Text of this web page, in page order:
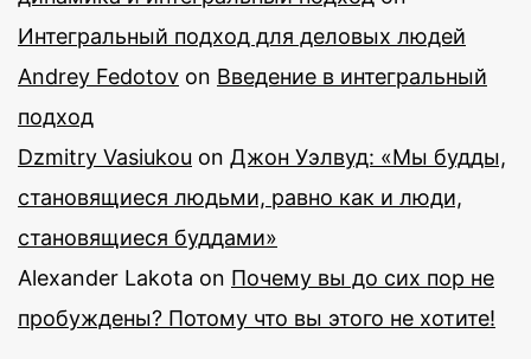
Интегральный подход для деловых людей
Andrey Fedotov on Введение в интегральный
подход
Dzmitry Vasiukou on Джон Уэлвуд: «Мы будды,
становящиеся людьми, равно как и люди,
становящиеся буддами»
Alexander Lakota on Почему вы до сих пор не
пробуждены? Потому что вы этого не хотите!